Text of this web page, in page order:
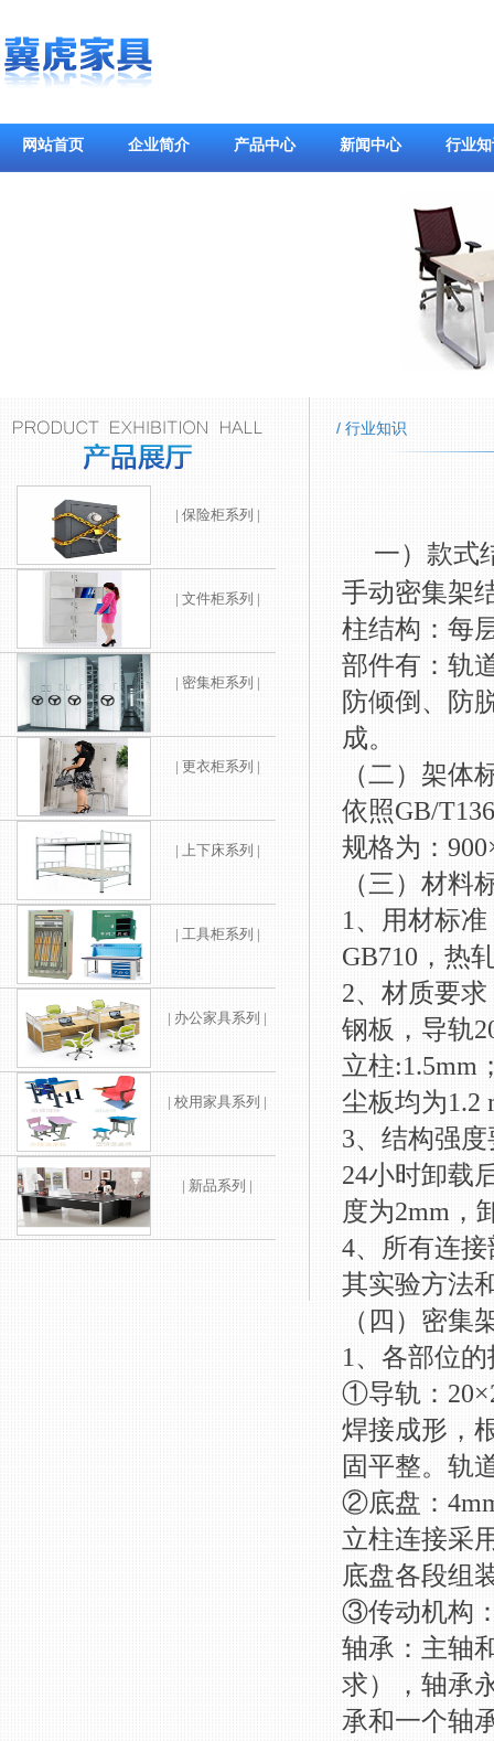
网站首页 企业简介 产品中心 新闻中心 行业
| 保险柜系列 |
| 文件柜系列 |
| 密集柜系列 |
| 更衣柜系列 |
| 上下床系列 |
| 工具柜系列 |
| 办公家具系列 |
| 校用家具系列 |
| 新品系列 |
/ 行业知识
一）款式
手动密集架
柱结构：每
部件有：轨
防倾倒、防
成。
（二）架体
依照GB/
规格为：
（三）材料
1、用材标
GB710，热
2、材质要
钢板，导轨
立柱:1.5mm
尘板均为1.2
3、结构强
24小时卸载
度为2mm，
4、所有连
其实验方法
（四）密集
1、各部位
①导轨：
焊接成形，
固平整。轨
②底盘：
立柱连接采
底盘各段组
③传动机构
轴承：主轴
求），轴承
承和一个轴